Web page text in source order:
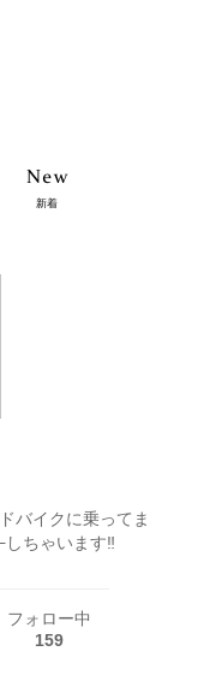
新着
バイクに乗ってま
ちゃいます‼️
フォロー中
159